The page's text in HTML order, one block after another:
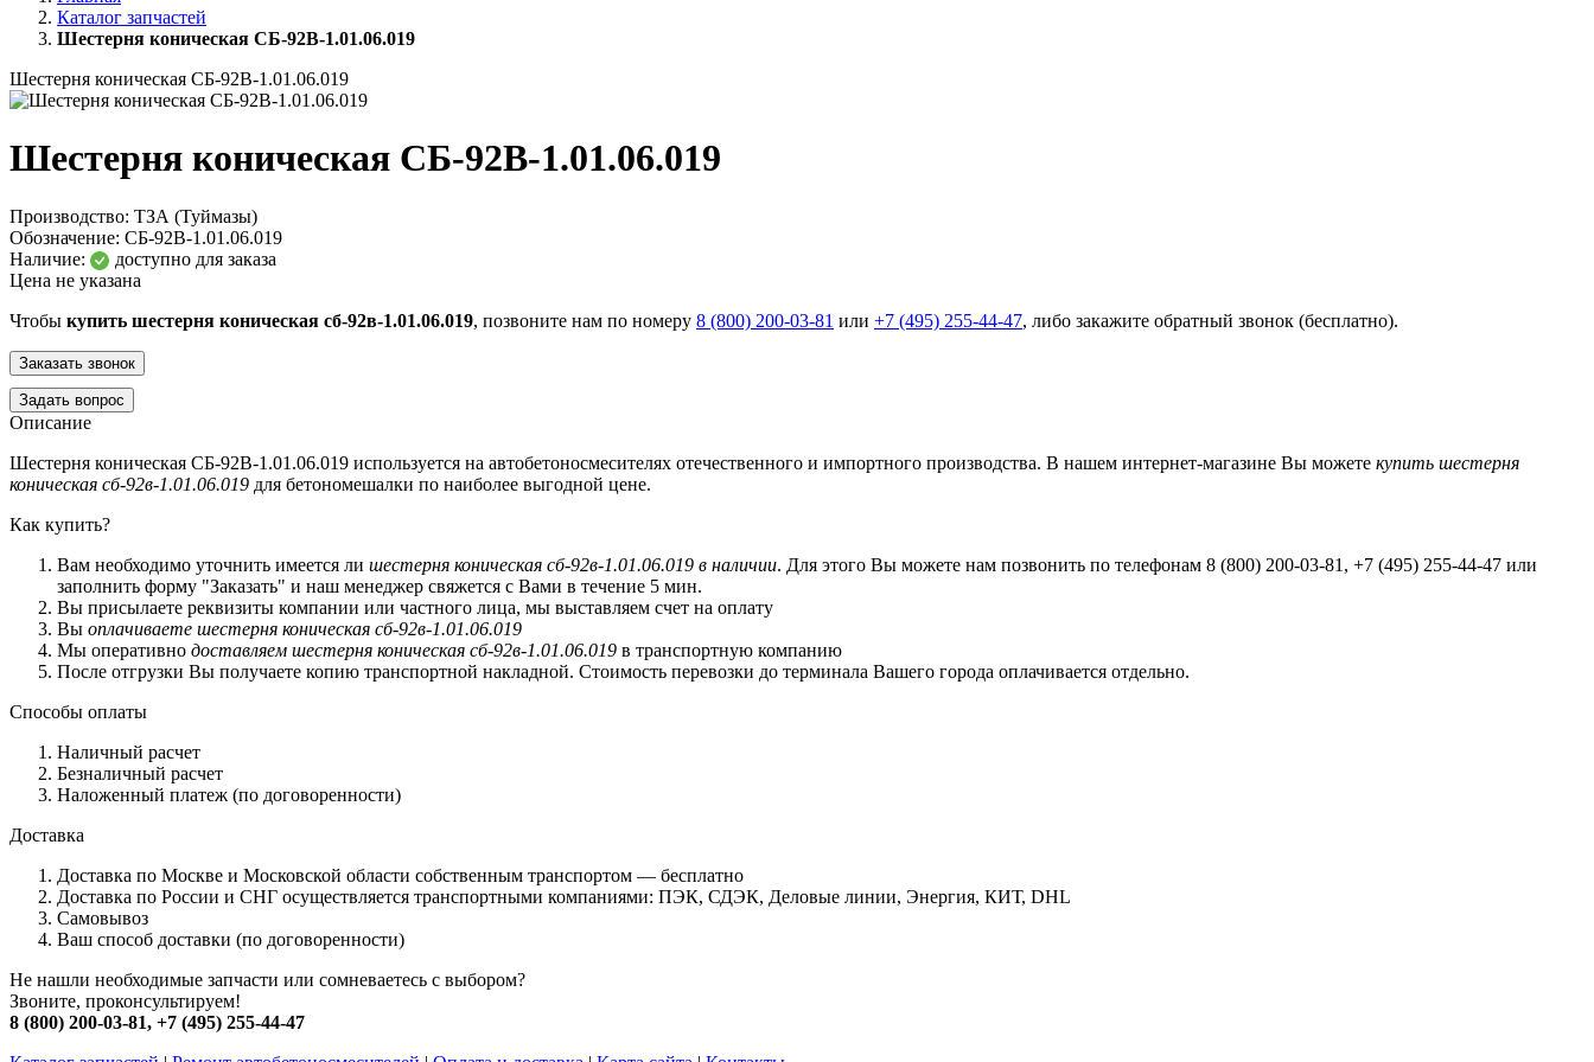
Каталог запчастей
Шестерня коническая СБ-92В-1.01.06.019
Шестерня коническая СБ-92В-1.01.06.019
Шестерня коническая СБ-92В-1.01.06.019
Производство: ТЗА (Туймазы)
Обозначение: СБ-92В-1.01.06.019
Наличие:
доступно для заказа
Цена не указана
Чтобы купить шестерня коническая сб-92в-1.01.06.019, позвоните нам по номеру 8 (800) 200-03-81 или +7 (495) 255-44-47, либо закажите обратный звонок (бесплатно).
Заказать звонок
Задать вопрос
Описание
Шестерня коническая СБ-92В-1.01.06.019 используется на автобетоносмесителях отечественного и импортного производства. В нашем интернет-магазине Вы можете купить шестерня
коническая сб-92в-1.01.06.019 для бетономешалки по наиболее выгодной цене.
Как купить?
Вам необходимо уточнить имеется ли шестерня коническая сб-92в-1.01.06.019 в наличии. Для этого Вы можете нам позвонить по телефонам 8 (800) 200-03-81 , +7 (495) 255-44-47 или
заполнить форму "Заказать" и наш менеджер свяжется с Вами в течение 5 мин.
Вы присылаете реквизиты компании или частного лица, мы выставляем счет на оплату
Вы оплачиваете шестерня коническая сб-92в-1.01.06.019
Мы оперативно доставляем шестерня коническая сб-92в-1.01.06.019 в транспортную компанию
После отгрузки Вы получаете копию транспортной накладной. Стоимость перевозки до терминала Вашего города оплачивается отдельно.
Способы оплаты
Наличный расчет
Безналичный расчет
Наложенный платеж (по договоренности)
Доставка
Доставка по Москве и Московской области собственным транспортом — бесплатно
Доставка по России и СНГ осуществляется транспортными компаниями: ПЭК, СДЭК, Деловые линии, Энергия, КИТ, DHL
Самовывоз
Ваш способ доставки (по договоренности)
Не нашли необходимые запчасти или сомневаетесь с выбором?
Звоните, проконсультируем!
8 (800) 200-03-81, +7 (495) 255-44-47